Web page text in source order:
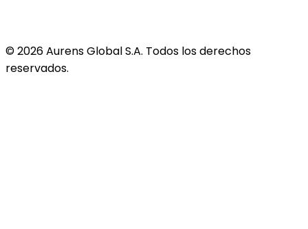
©2026Aurens Global S.A. Todos los derechos
reservados.